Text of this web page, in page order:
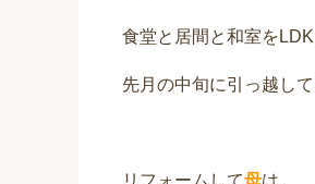
食堂と居間と和室をLDK
先月の中旬に引っ越して